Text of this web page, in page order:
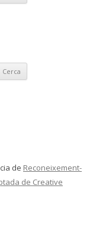
de Reconeixement-
de Creative